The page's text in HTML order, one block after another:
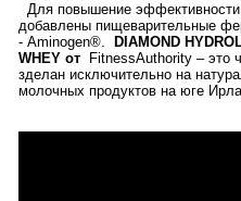
Для повышение
добавлены пищеварительные
- Aminogen®.
DIAMOND
WHEY от FitnessAuthority – это
зделан исключительно на
молочных продуктов на юге